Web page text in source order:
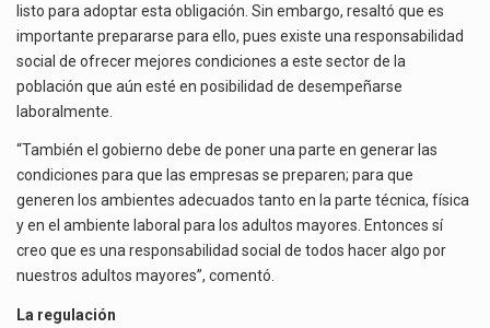
listo para adoptar esta obligación. Sin embargo, resaltó que es
importante prepararse para ello, pues existe una responsabilidad
social de ofrecer mejores condiciones a este sector de la
población que aún esté en posibilidad de desempeñarse
laboralmente.
“También el gobierno debe de poner una parte en generar las
condiciones para que las empresas se preparen; para que
generen los ambientes adecuados tanto en la parte técnica, física
y en el ambiente laboral para los adultos mayores. Entonces sí
creo que es una responsabilidad social de todos hacer algo por
nuestros adultos mayores”, comentó.
La regulación